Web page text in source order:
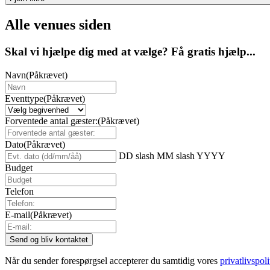
Alle venues siden
Skal vi hjælpe dig med at vælge? Få gratis hjælp...
Navn(Påkrævet)
Eventtype(Påkrævet)
Forventede antal gæster:(Påkrævet)
Dato(Påkrævet)
DD slash MM slash YYYY
Budget
Telefon
E-mail(Påkrævet)
Når du sender forespørgsel accepterer du samtidig vores